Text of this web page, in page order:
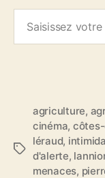
Saisissez votre adresse e-mail…
É
agriculture,
cinéma,
léraud,
d'alerte,
menaces,